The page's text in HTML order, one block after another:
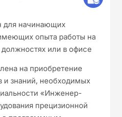
для начинающих
опыта работы на
или в офисе
на приобретение
и знаний, необходимых
«Инженер-
прецизионной